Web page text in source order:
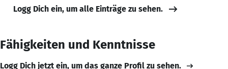
Logg Dich ein, um alle Einträge zu sehen.
Fähigkeiten und Kenntnisse
Logg Dich jetzt ein, um das ganze Profil zu sehen.